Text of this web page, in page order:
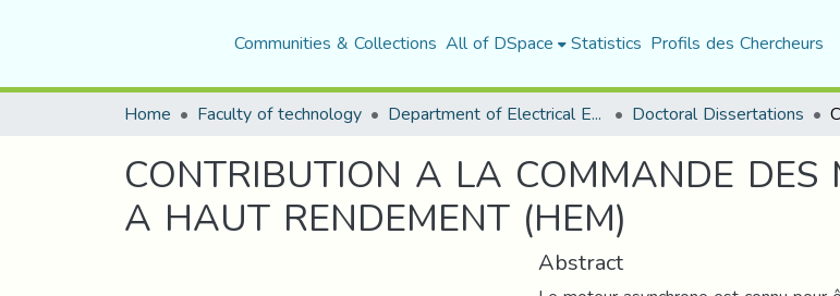
Communities & Collections All of DSpace Statistics Profils des Chercheurs
Home Faculty of technology Department of Electrical Engineering Doctoral Dissertations
CONTRIBUTION A LA COMMANDE DES
A HAUT RENDEMENT (HEM)
Abstract